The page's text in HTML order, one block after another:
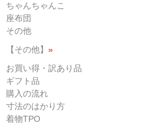
ちゃんちゃんこ
座布団
その他
【その他】 »
お買い得・訳あり品
ギフト品
購入の流れ
寸法のはかり方
着物TPO